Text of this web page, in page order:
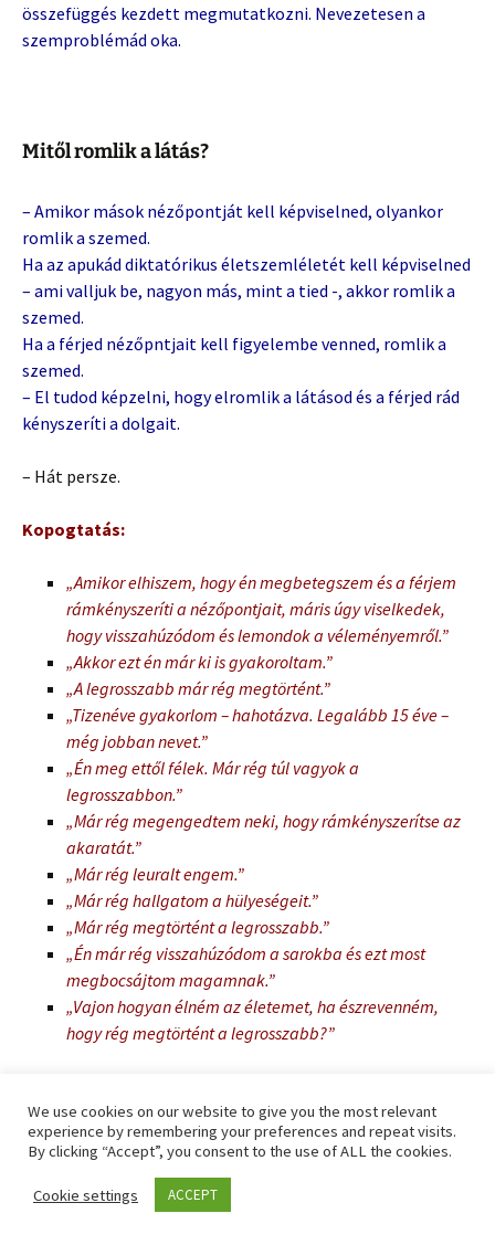
összefüggés kezdett megmutatkozni. Nevezetesen a
szemproblémád oka.
Mitől romlik a látás?
– Amikor mások nézőpontját kell képviselned, olyankor
romlik a szemed.
Ha az apukád diktatórikus életszemléletét kell képviselned
– ami valljuk be, nagyon más, mint a tied -, akkor romlik a
szemed.
Ha a férjed nézőpntjait kell figyelembe venned, romlik a
szemed.
– El tudod képzelni, hogy elromlik a látásod és a férjed rád
kényszeríti a dolgait.
– Hát persze.
Kopogtatás:
„Amikor elhiszem, hogy én megbetegszem és a férjem
rámkényszeríti a nézőpontjait, máris úgy viselkedek,
hogy visszahúzódom és lemondok a véleményemről.”
„Akkor ezt én már ki is gyakoroltam.”
„A legrosszabb már rég megtörtént.”
„Tizenéve gyakorlom – hahotázva. Legalább 15 éve –
még jobban nevet.”
„Én meg ettől félek. Már rég túl vagyok a
legrosszabbon.”
„Már rég megengedtem neki, hogy rámkényszerítse az
akaratát.”
„Már rég leuralt engem.”
„Már rég hallgatom a hülyeségeit.”
„Már rég megtörtént a legrosszabb.”
„Én már rég visszahúzódom a sarokba és ezt most
megbocsájtom magamnak.”
„Vajon hogyan élném az életemet, ha észrevenném,
hogy rég megtörtént a legrosszabb?”
– Jó érzés arra gondolni, hogy ennél már nem lehet rosszabb?
– elgondolkodva üldögél.
We use cookies on our website to give you the most relevant
experience by remembering your preferences and repeat visits.
By clicking “Accept”, you consent to the use of ALL the cookies.
Cookie settings ACCEPT